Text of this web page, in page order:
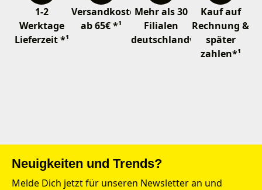
1-2
Werktage
Lieferzeit *¹
Versandkostenfrei
ab 65€ *¹
Mehr als 30
Filialen
deutschlandweit
Kauf auf
Rechnung &
später
zahlen*¹
Neuigkeiten und Trends?
Melde Dich jetzt für unseren Newsletter an und